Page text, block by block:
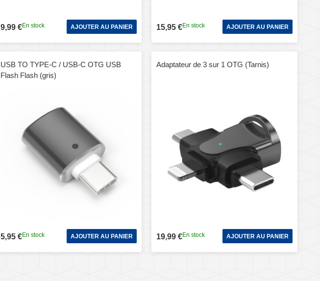
9,99 €En stock AJOUTER AU PANIER 15,95 €En stock AJOUTER AU PANIER
USB TO TYPE-C / USB-C OTG USB
Flash Flash (gris)
5,95 €En stock AJOUTER AU PANIER
Adaptateur de 3 sur 1 OTG (Tarnis)
19,99 €En stock AJOUTER AU PANIER